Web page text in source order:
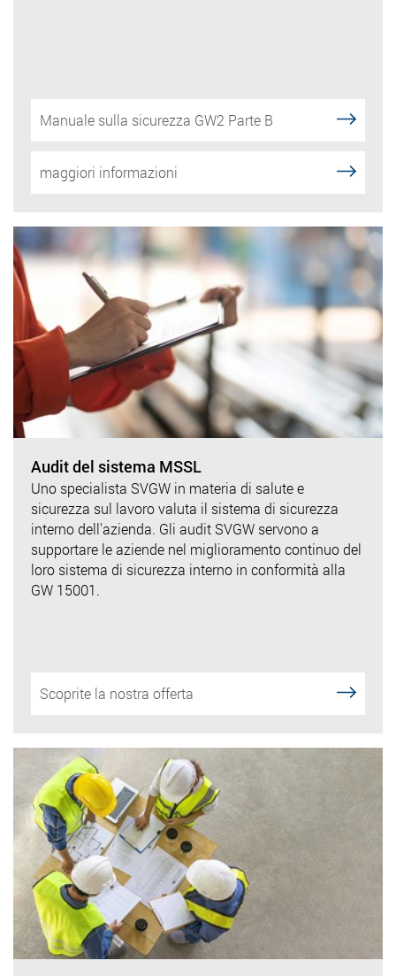
Manuale sulla sicurezza GW2 Parte B
maggiori informazioni
Audit del sistema MSSL
Uno specialista SVGW in materia di salute e
sicurezza sul lavoro valuta il sistema di sicurezza
interno dell'azienda. Gli audit SVGW servono a
supportare le aziende nel miglioramento continuo del
loro sistema di sicurezza interno in conformità alla
GW 15001.
Scoprite la nostra offerta